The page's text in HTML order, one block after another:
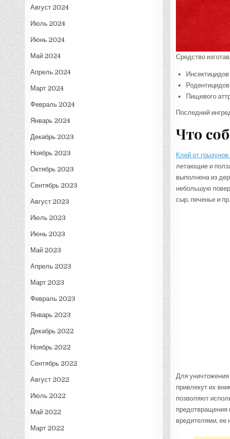
Август 2024
Июль 2024
Июнь 2024
Май 2024
Апрель 2024
Март 2024
Февраль 2024
Январь 2024
Декабрь 2023
Ноябрь 2023
Октябрь 2023
Сентябрь 2023
Август 2023
Июль 2023
Июнь 2023
Май 2023
Апрель 2023
Март 2023
Февраль 2023
Январь 2023
Декабрь 2022
Ноябрь 2022
Сентябрь 2022
Август 2022
Июль 2022
Май 2022
Март 2022
Средство
Инсектицидов
Родентицидов
Пищевого
Последний
Что
Клей от
летающие и
выполнена из
небольшую
сыр, печенье и
Для
привлекут их
позволяют
предотвращения
вредителями, ее